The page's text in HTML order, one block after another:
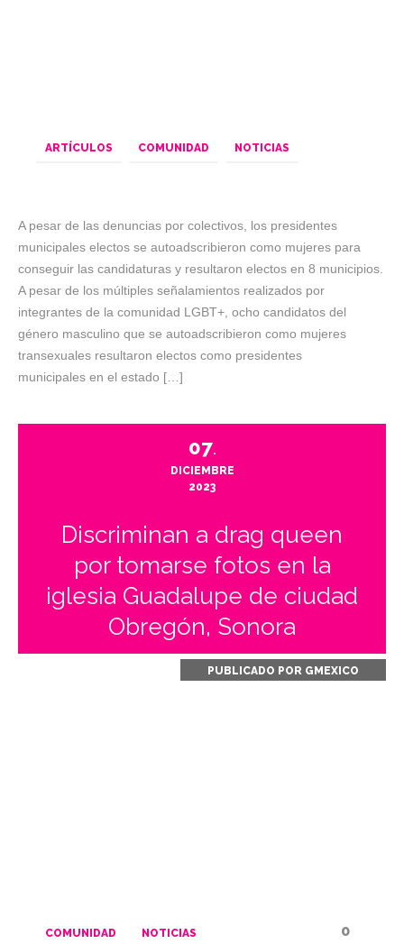
ARTÍCULOS COMUNIDAD NOTICIAS
A pesar de las denuncias por colectivos, los presidentes
municipales electos se autoadscribieron como mujeres para
conseguir las candidaturas y resultaron electos en 8 municipios.
A pesar de los múltiples señalamientos realizados por
integrantes de la comunidad LGBT+, ocho candidatos del
género masculino que se autoadscribieron como mujeres
transexuales resultaron electos como presidentes
municipales en el estado […]
07.
DICIEMBRE
2023
Discriminan a drag queen
por tomarse fotos en la
iglesia Guadalupe de ciudad
Obregón, Sonora
PUBLICADO POR GMEXICO
COMUNIDAD NOTICIAS 0